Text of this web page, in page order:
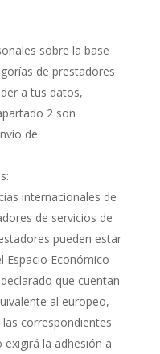
sobre la base
de prestadores
a tus datos,
2 son
de
internacionales de
de servicios de
pueden estar
Espacio Económico
que cuentan
al europeo,
correspondientes
la adhesión a